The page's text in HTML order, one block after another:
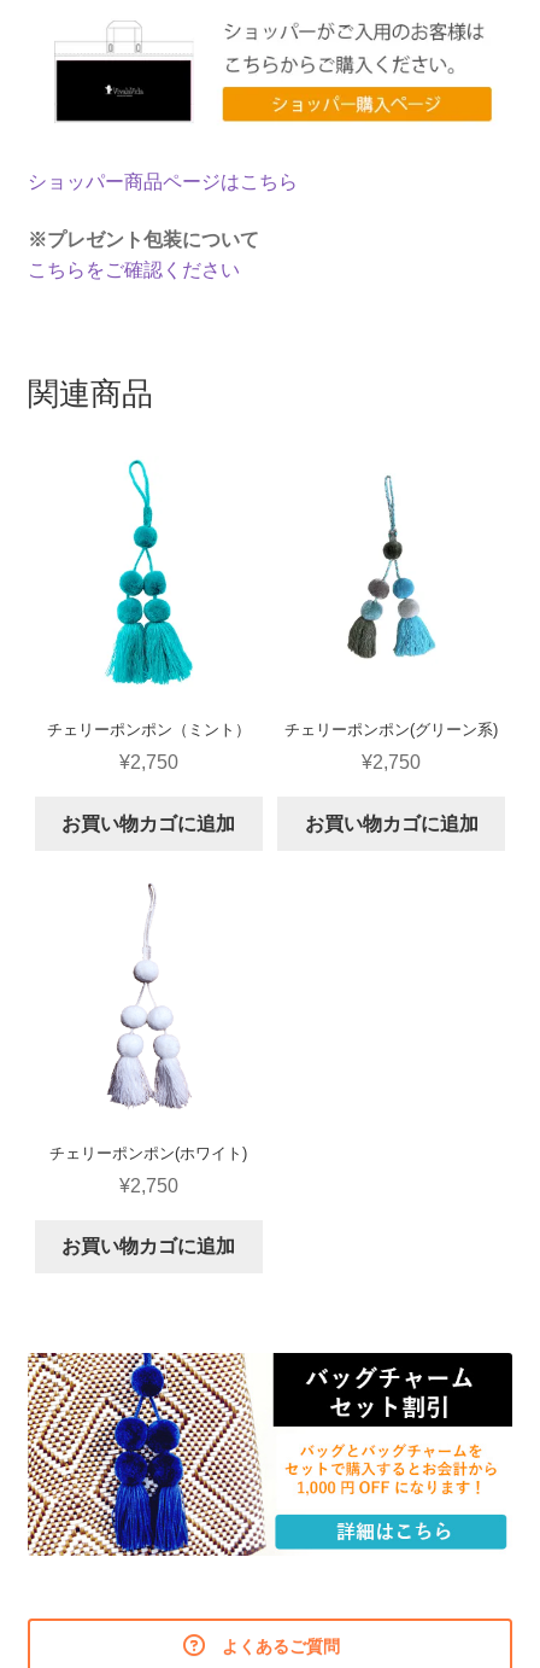
ショッパー商品ページはこちら
※プレゼント包装について
こちらをご確認ください
関連商品
チェリーポンポン（ミント）
¥2,750
お買い物カゴに追加
チェリーポンポン(グリーン系)
¥2,750
お買い物カゴに追加
チェリーポンポン(ホワイト)
¥2,750
お買い物カゴに追加
よくあるご質問